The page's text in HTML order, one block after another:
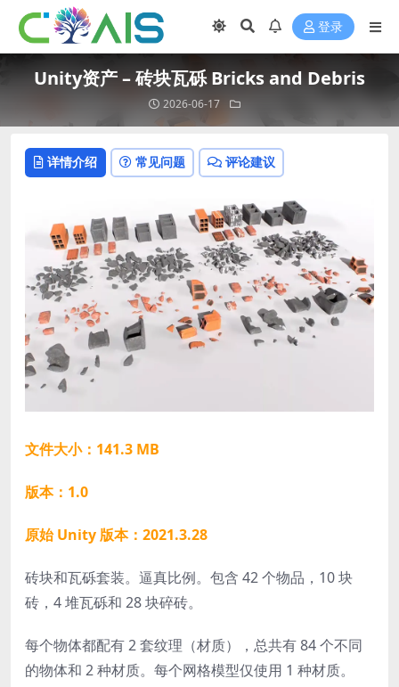
登录
Unity资产 – 砖块瓦砾 Bricks and Debris
2026-06-17
详情介绍 常见问题 评论建议
文件大小：141.3 MB
版本：1.0
原始 Unity 版本：2021.3.28
砖块和瓦砾套装。逼真比例。包含 42 个物品，10 块
砖，4 堆瓦砾和 28 块碎砖。
每个物体都配有 2 套纹理（材质），总共有 84 个不同
的物体和 2 种材质。每个网格模型仅使用 1 种材质。